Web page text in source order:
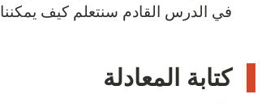
في الدرس القادم سنتعلم كيف يمكننا
كتابة المعادلة